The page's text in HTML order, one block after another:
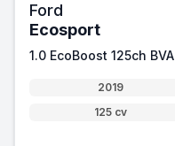
Ford
Ecosport
1.0 EcoBoost 125ch BVA
2019
125 cv